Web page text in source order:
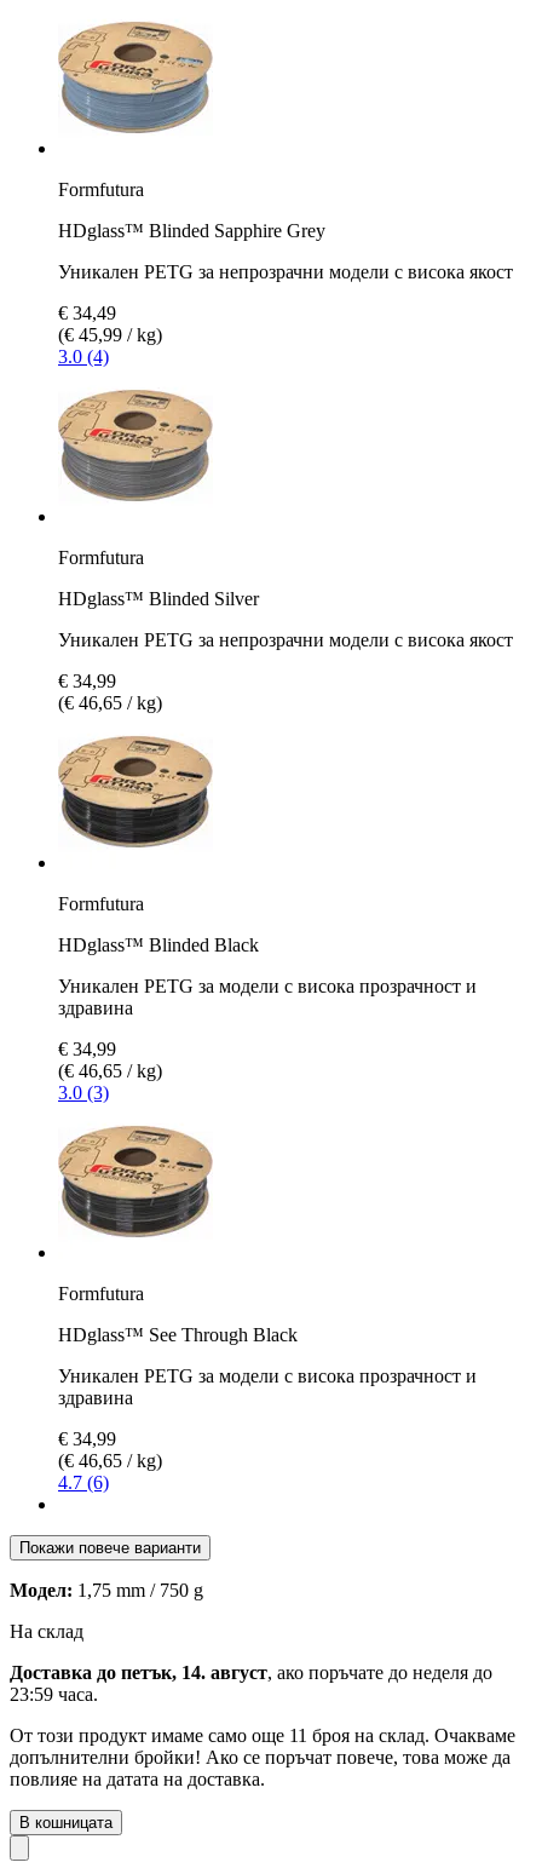
Formfutura
HDglass™ Blinded Sapphire Grey
Уникален PETG за непрозрачни модели с висока якост
€ 34,49
(€ 45,99 / kg)
3.0 (4)
Formfutura
HDglass™ Blinded Silver
Уникален PETG за непрозрачни модели с висока якост
€ 34,99
(€ 46,65 / kg)
Formfutura
HDglass™ Blinded Black
Уникален PETG за модели с висока прозрачност и
здравина
€ 34,99
(€ 46,65 / kg)
3.0 (3)
Formfutura
HDglass™ See Through Black
Уникален PETG за модели с висока прозрачност и
здравина
€ 34,99
(€ 46,65 / kg)
4.7 (6)
Покажи повече варианти
Модел: 1,75 mm / 750 g
На склад
Доставка до петък, 14. август, ако поръчате до неделя до
23:59 часа.
От този продукт имаме само още 11 броя на склад. Очакваме
допълнителни бройки! Ако се поръчат повече, това може да
повлияе на датата на доставка.
В кошницата